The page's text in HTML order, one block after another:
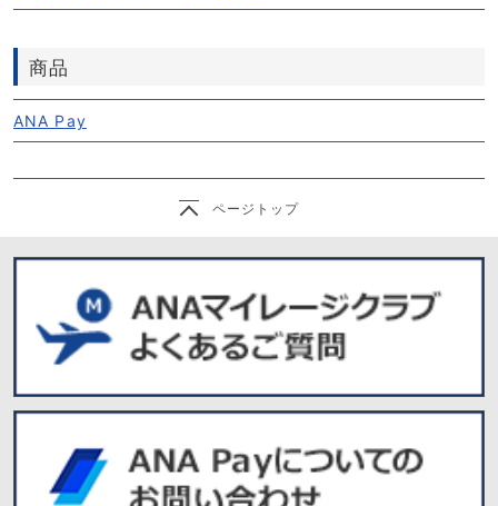
商品
ANA Pay
ページトップ